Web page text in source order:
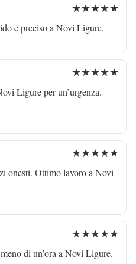
★★★★★
e preciso a Novi Ligure.
★★★★★
Ligure per un’urgenza.
★★★★★
onesti. Ottimo lavoro a Novi
★★★★★
di un’ora a Novi Ligure.